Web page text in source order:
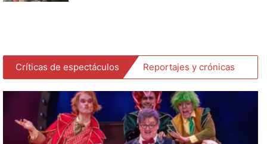
Críticas de espectáculos Reportajes y crónicas